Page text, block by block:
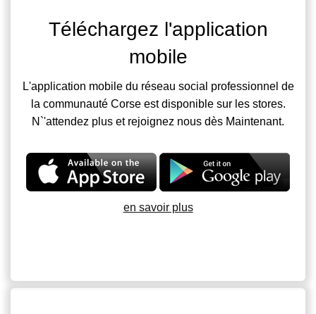
Téléchargez l'application
mobile
L'application mobile du réseau social professionnel de
la communauté Corse est disponible sur les stores.
N`'attendez plus et rejoignez nous dès Maintenant.
en savoir plus